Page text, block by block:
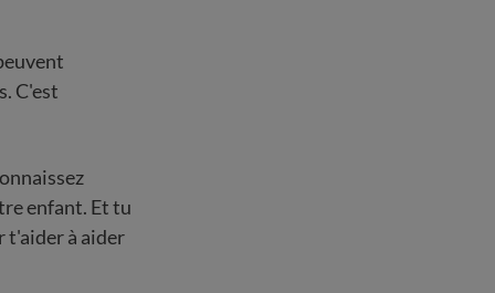
C'est
enfant. Et tu
t'aider à aider